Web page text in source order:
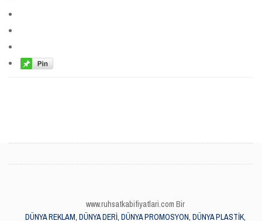
www.ruhsatkabifiyatlari.com Bir
DÜNYA REKLAM, DÜNYA DERİ, DÜNYA PROMOSYON, DÜNYA PLASTİK,